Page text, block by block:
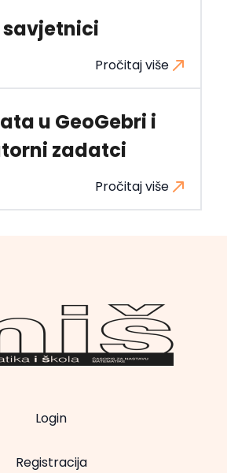
Pročitaj više
u GeoGebri i
zadatci
Pročitaj više
Login
Registracija